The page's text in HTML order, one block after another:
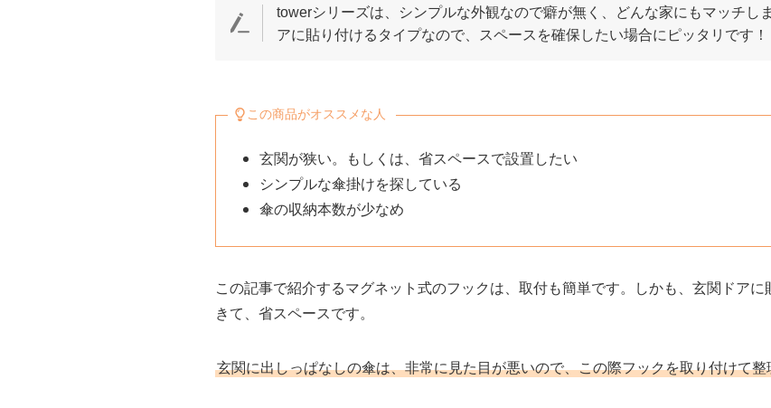
towerシリーズは、シンプルな外観なので癖が無く、どんな家にもマッチし
アに貼り付けるタイプなので、スペースを確保したい場合にピッタリです！
この商品がオススメな人
玄関が狭い。もしくは、省スペースで設置したい
シンプルな傘掛けを探している
傘の収納本数が少なめ
この記事で紹介するマグネット式のフックは、取付も簡単です。しかも、玄関ドア
きて、省スペースです。
玄関に出しっぱなしの傘は、非常に見た目が悪いので、この際フックを取り付けて